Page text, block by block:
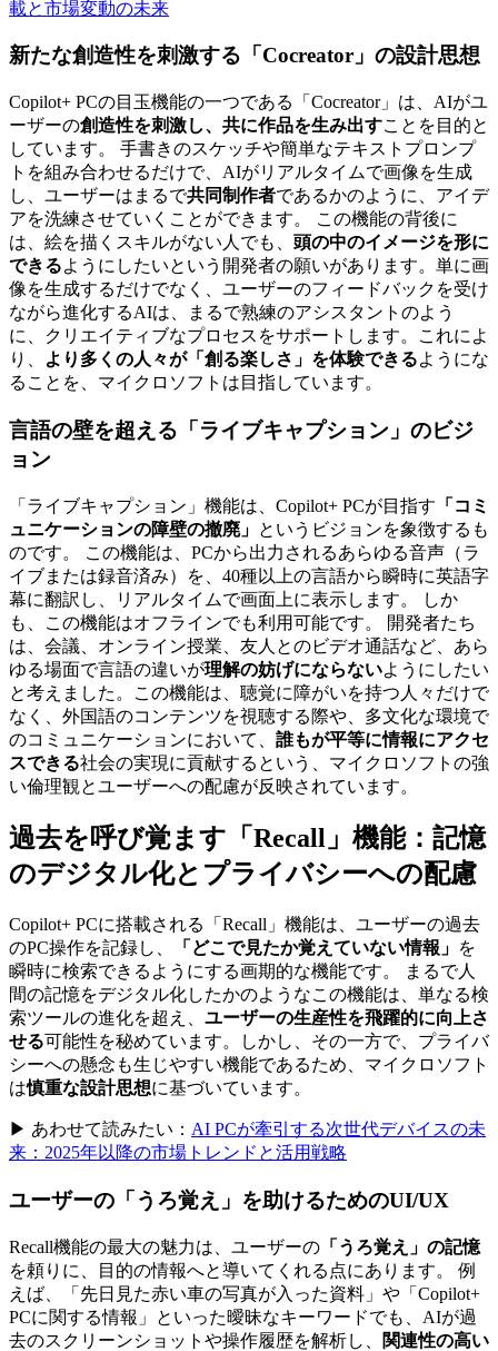
載と市場変動の未来
新たな創造性を刺激する「Cocreator」の設計思想
Copilot+ PCの目玉機能の一つである「Cocreator」は、AIがユ
ーザーの創造性を刺激し、共に作品を生み出すことを目的と
しています。 手書きのスケッチや簡単なテキストプロンプ
トを組み合わせるだけで、AIがリアルタイムで画像を生成
し、ユーザーはまるで共同制作者であるかのように、アイデ
アを洗練させていくことができます。 この機能の背後に
は、絵を描くスキルがない人でも、 頭の中のイメージを形に
できるようにしたいという開発者の願いがあります。単に画
像を生成するだけでなく、ユーザーのフィードバックを受け
ながら進化するAIは、まるで熟練のアシスタントのよう
に、クリエイティブなプロセスをサポートします。これによ
り、
より多くの人々が「創る楽しさ」を体験できるようにな
ることを、マイクロソフトは目指しています。
言語の壁を超える「ライブキャプション」のビジ
ョン
「ライブキャプション」機能は、Copilot+ PCが目指す 「コミ
ュニケーションの障壁の撤廃」 というビジョンを象徴するも
のです。 この機能は、PCから出力されるあらゆる音声（ラ
イブまたは録音済み）を、40種以上の言語から瞬時に英語字
幕に翻訳し、リアルタイムで画面上に表示します。 しか
も、この機能はオフラインでも利用可能です。 開発者たち
は、会議、オンライン授業、友人とのビデオ通話など、あら
ゆる場面で言語の違いが理解の妨げにならないようにしたい
と考えました。この機能は、聴覚に障がいを持つ人々だけで
なく、外国語のコンテンツを視聴する際や、多文化な環境で
のコミュニケーションにおいて、 誰もが平等に情報にアクセ
スできる社会の実現に貢献するという、マイクロソフトの強
い倫理観とユーザーへの配慮が反映されています。
過去を呼び覚ます「Recall」機能：記憶
のデジタル化とプライバシーへの配慮
Copilot+ PCに搭載される「Recall」機能は、ユーザーの過去
のPC操作を記録し、
「どこで見たか覚えていない情報」 を
瞬時に検索できるようにする画期的な機能です。 まるで人
間の記憶をデジタル化したかのようなこの機能は、単なる検
索ツールの進化を超え、 ユーザーの生産性を飛躍的に向上さ
せる可能性を秘めています。しかし、その一方で、プライバ
シーへの懸念も生じやすい機能であるため、マイクロソフト
は慎重な設計思想に基づいています。
▶ あわせて読みたい： AI PCが牽引する次世代デバイスの未
来：2025年以降の市場トレンドと活用戦略
ユーザーの「うろ覚え」を助けるためのUI/UX
Recall機能の最大の魅力は、ユーザーの 「うろ覚え」の記憶
を頼りに、目的の情報へと導いてくれる点にあります。 例
えば、「先日見た赤い車の写真が入った資料」や「Copilot+
PCに関する情報」といった曖昧なキーワードでも、AIが過
去のスクリーンショットや操作履歴を解析し、
関連性の高い